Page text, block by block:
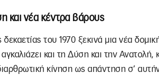
και νέα κέντρα βάρους
του 1970 ξεκινά μια νέα
και τη Δύση και την Ανατολή,
κίνηση ως απάντηση σ’